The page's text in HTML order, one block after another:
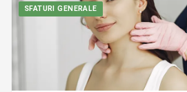
SFATURI GENERALE